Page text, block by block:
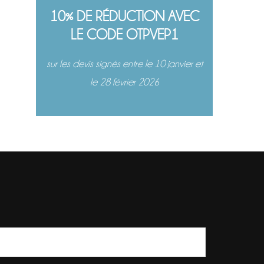
10% DE RÉDUCTION AVEC
LE CODE OTPVEP1
sur les devis signés entre le 10 janvier et
le 28 février 2026